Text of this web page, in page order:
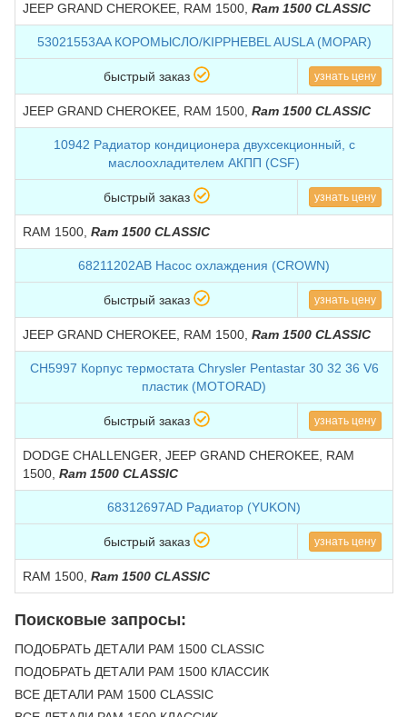
JEEP GRAND CHEROKEE, RAM 1500, Ram 1500 CLASSIC
53021553AA КОРОМЫСЛО/KIPPHEBEL AUSLA (MOPAR)
быстрый заказ узнать цену
JEEP GRAND CHEROKEE, RAM 1500, Ram 1500 CLASSIC
10942 Радиатор кондиционера двухсекционный, с
маслоохладителем АКПП (CSF)
быстрый заказ узнать цену
RAM 1500, Ram 1500 CLASSIC
68211202AB Насос охлаждения (CROWN)
быстрый заказ узнать цену
JEEP GRAND CHEROKEE, RAM 1500, Ram 1500 CLASSIC
CH5997 Корпус термостата Chrysler Pentastar 30 32 36 V6
пластик (MOTORAD)
быстрый заказ узнать цену
DODGE CHALLENGER, JEEP GRAND CHEROKEE, RAM
1500, Ram 1500 CLASSIC
68312697AD Радиатор (YUKON)
быстрый заказ узнать цену
RAM 1500, Ram 1500 CLASSIC
Поисковые запросы:
ПОДОБРАТЬ ДЕТАЛИ РАМ 1500 CLASSIC
ПОДОБРАТЬ ДЕТАЛИ РАМ 1500 КЛАССИК
ВСЕ ДЕТАЛИ РАМ 1500 CLASSIC